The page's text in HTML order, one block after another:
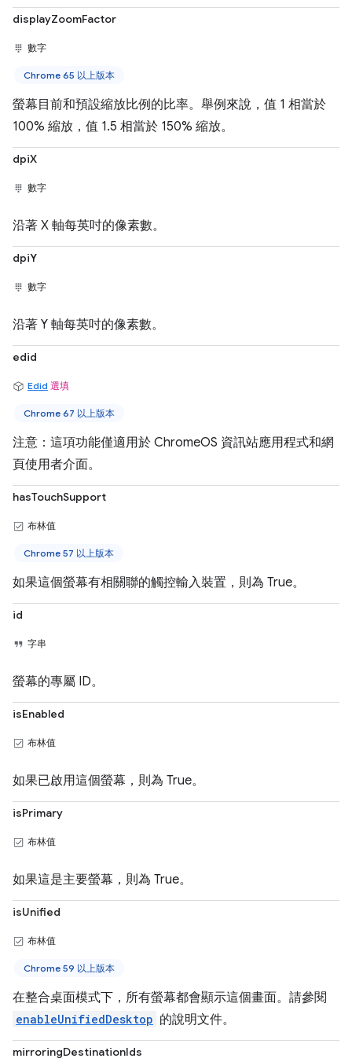
displayZoomFactor
數字
Chrome 65 以上版本
螢幕目前和預設縮放比例的比率。舉例來說，值 1 相當於
100% 縮放，值 1.5 相當於 150% 縮放。
dpiX
數字
沿著 X 軸每英吋的像素數。
dpiY
數字
沿著 Y 軸每英吋的像素數。
edid
Edid 選填
Chrome 67 以上版本
注意：這項功能僅適用於 ChromeOS 資訊站應用程式和網
頁使用者介面。
hasTouchSupport
布林值
Chrome 57 以上版本
如果這個螢幕有相關聯的觸控輸入裝置，則為 True。
id
字串
螢幕的專屬 ID。
isEnabled
布林值
如果已啟用這個螢幕，則為 True。
isPrimary
布林值
如果這是主要螢幕，則為 True。
isUnified
布林值
Chrome 59 以上版本
在整合桌面模式下，所有螢幕都會顯示這個畫面。請參閱
enableUnifiedDesktop 的說明文件。
mirroringDestinationIds